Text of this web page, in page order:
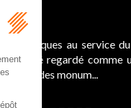
historiques au service
été regardé comme
des monum...